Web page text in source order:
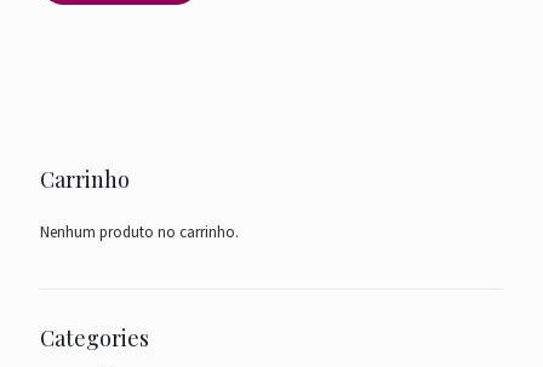
Carrinho
Nenhum produto no carrinho.
Categories